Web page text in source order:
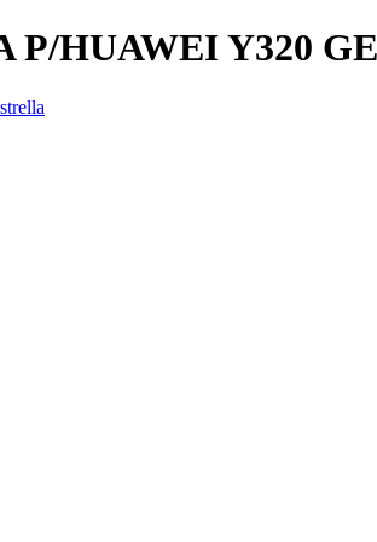
P/HUAWEI Y320